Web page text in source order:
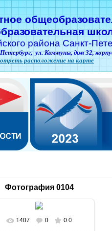
района Санкт-
ул. Коммуны, дом 32,
расположение на карте
Фотография 0104
1407 0 0.0